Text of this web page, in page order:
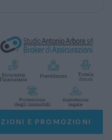
E PROMOZIONI